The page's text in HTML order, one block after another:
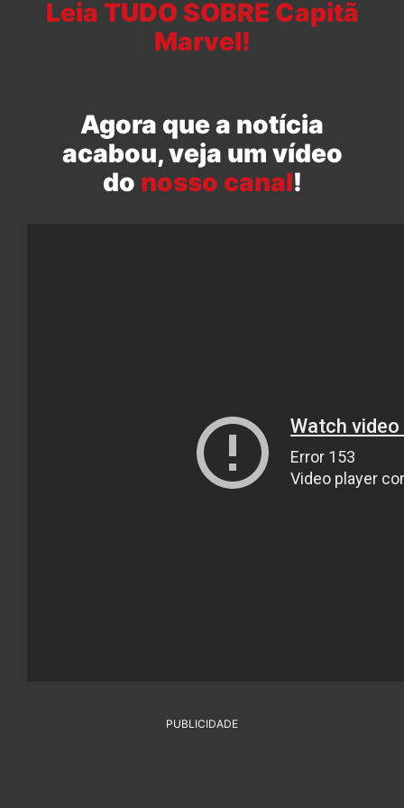
Leia TUDO SOBRE Capitã
Marvel!
Agora que a notícia
acabou, veja um vídeo
do nosso canal!
PUBLICIDADE